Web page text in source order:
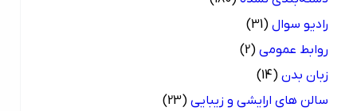
رادیو سوال (31)
روابط عمومی (2)
زبان بدن (14)
سالن های ارایشی و زیبایی (23)